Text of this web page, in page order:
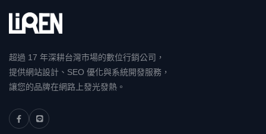
超過 17 年深耕台灣市場的數位行銷公司，
提供網站設計、SEO 優化與系統開發服務，
讓您的品牌在網路上發光發熱。